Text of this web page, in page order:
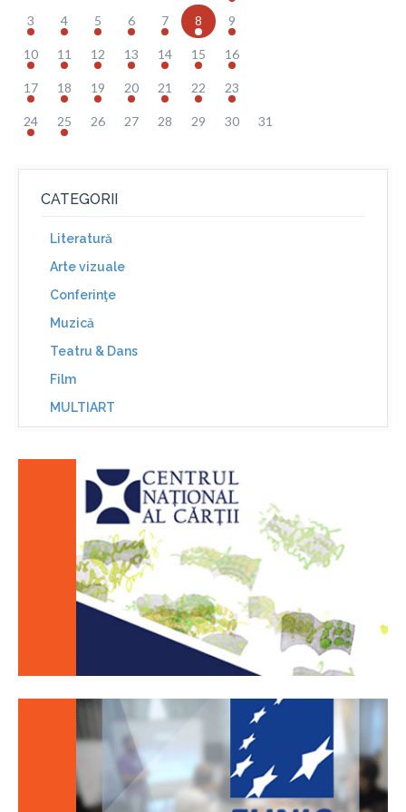
3 4 5 6 7 8 9
10 11 12 13 14 15 16
17 18 19 20 21 22 23
24 25 26 27 28 29 30 31
CATEGORII
Literatură
Arte vizuale
Conferinţe
Muzică
Teatru & Dans
Film
MULTIART